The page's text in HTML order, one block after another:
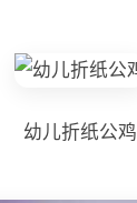
幼儿折纸公鸡